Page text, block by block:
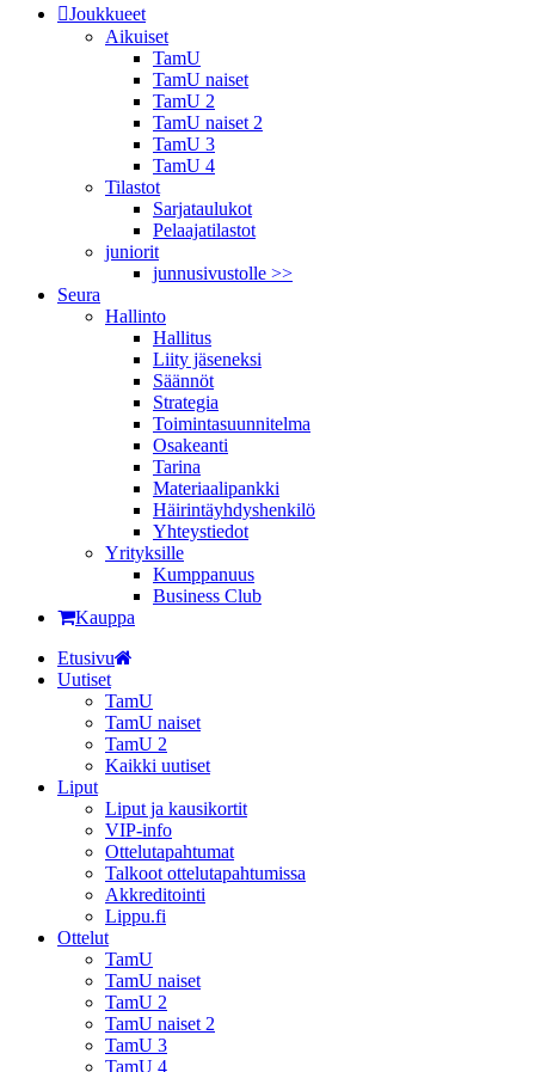
Joukkueet
Aikuiset
TamU
TamU naiset
TamU 2
TamU naiset 2
TamU 3
TamU 4
Tilastot
Sarjataulukot
Pelaajatilastot
juniorit
junnusivustolle >>
Seura
Hallinto
Hallitus
Liity jäseneksi
Säännöt
Strategia
Toimintasuunnitelma
Osakeanti
Tarina
Materiaalipankki
Häirintä­yhdyshenkilö
Yhteystiedot
Yrityksille
Kumppanuus
Business Club
Kauppa
Etusivu
Uutiset
TamU
TamU naiset
TamU 2
Kaikki uutiset
Liput
Liput ja kausikortit
VIP-info
Ottelutapahtumat
Talkoot ottelutapahtumissa
Akkreditointi
Lippu.fi
Ottelut
TamU
TamU naiset
TamU 2
TamU naiset 2
TamU 3
TamU 4